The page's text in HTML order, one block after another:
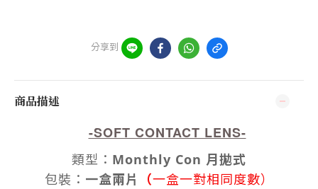
分享到
商品描述
-SOFT CONTACT LENS-
類型 ： Monthly Con 月拋式
包裝 ： 一盒兩片 （一盒一對相同度數）